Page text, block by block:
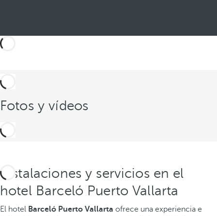
Fotos y vídeos
Instalaciones y servicios en el
hotel Barceló Puerto Vallarta
El hotel Barceló Puerto Vallarta ofrece una experiencia e